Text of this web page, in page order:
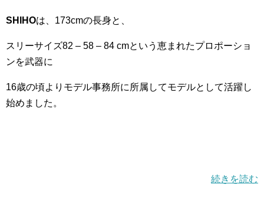
SHIHOは、173cmの長身と、
スリーサイズ82 – 58 – 84 cmという恵まれたプロポーショ
ンを武器に
16歳の頃よりモデル事務所に所属してモデルとして活躍し
始めました。
続きを読む